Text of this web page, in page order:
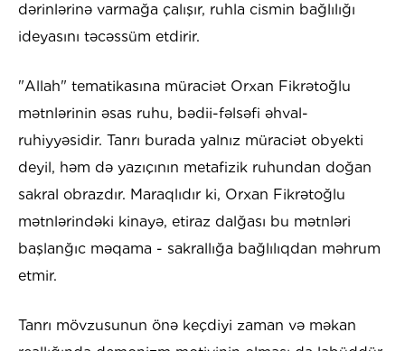
dərinlərinə varmağa çalışır, ruhla cismin bağlılığı
ideyasını təcəssüm etdirir.
"Allah" tematikasına müraciət Orxan Fikrətoğlu
mətnlərinin əsas ruhu, bədii-fəlsəfi əhval-
ruhiyyəsidir. Tanrı burada yalnız müraciət obyekti
deyil, həm də yazıçının metafizik ruhundan doğan
sakral obrazdır. Maraqlıdır ki, Orxan Fikrətoğlu
mətnlərindəki kinayə, etiraz dalğası bu mətnləri
başlanğıc məqama - sakrallığa bağlılıqdan məhrum
etmir.
Tanrı mövzusunun önə keçdiyi zaman və məkan